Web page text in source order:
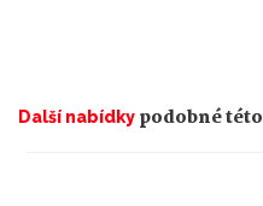
Další nabídky podobné této